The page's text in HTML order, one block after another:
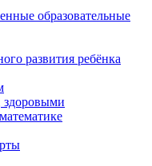
образовательные
развития ребёнка
здоровыми